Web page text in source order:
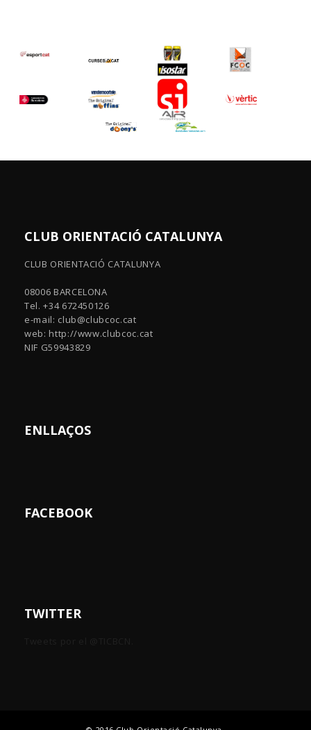
CLUB ORIENTACIÓ CATALUNYA
CLUB ORIENTACIÓ CATALUNYA
08006 BARCELONA
Tel. +34 672450126
e-mail: club@clubcoc.cat
web: http://www.clubcoc.cat
NIF G59943829
ENLLAÇOS
FACEBOOK
TWITTER